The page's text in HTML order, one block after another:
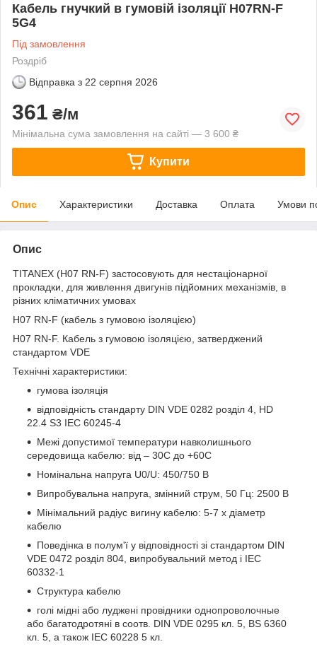
Кабель гнучкий в гумовій ізоляції H07RN-F
5G4
Під замовлення
Роздріб
Відправка з 22 серпня 2026
361 ₴/м
Мінімальна сума замовлення на сайті — 3 600 ₴
Купити
Опис Характеристики Доставка Оплата Умови
Опис
TITANEX (H07 RN-F) застосовують для нестаціонарної
прокладки, для живлення двигунів підйомних механізмів, в
різних кліматичних умовах
H07 RN-F (кабель з гумовою ізоляцією)
H07 RN-F. Кабель з гумовою ізоляцією, затверджений
стандартом VDE
Технічні характеристики:
гумова ізоляція
відповідність стандарту DIN VDE 0282 розділ 4, HD
22.4 S3 IEC 60245-4
Межі допустимої температури навколишнього
середовища кабелю: від – 30С до +60С
Номінальна напруга U0/U: 450/750 B
Випробувальна напруга, змінний струм, 50 Гц: 2500 В
Мінімальний радіус вигину кабелю: 5-7 х діаметр
кабелю
Поведінка в полум'ї у відповідності зі стандартом DIN
VDE 0472 розділ 804, випробувальний метод і IEC
60332-1
Структура кабелю
голі мідні або луджені провідники однопроволочные
або багатодротяні в соотв. DIN VDE 0295 кл. 5, BS 6360
кл. 5, а також IEC 60228 5 кл.